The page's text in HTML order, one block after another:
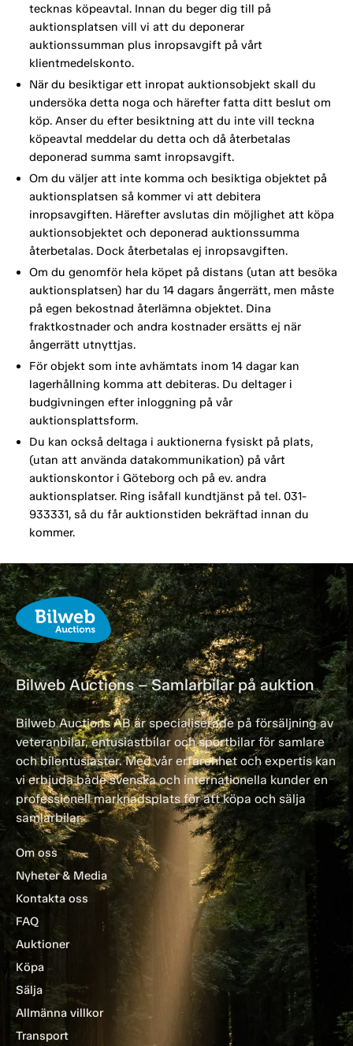
tecknas köpeavtal. Innan du beger dig till på
auktionsplatsen vill vi att du deponerar
auktionssumman plus inropsavgift på vårt
klientmedelskonto.
När du besiktigar ett inropat auktionsobjekt skall du
undersöka detta noga och härefter fatta ditt beslut om
köp. Anser du efter besiktning att du inte vill teckna
köpeavtal meddelar du detta och då återbetalas
deponerad summa samt inropsavgift.
Om du väljer att inte komma och besiktiga objektet på
auktionsplatsen så kommer vi att debitera
inropsavgiften. Härefter avslutas din möjlighet att köpa
auktionsobjektet och deponerad auktionssumma
återbetalas. Dock återbetalas ej inropsavgiften.
Om du genomför hela köpet på distans (utan att besöka
auktionsplatsen) har du 14 dagars ångerrätt, men måste
på egen bekostnad återlämna objektet. Dina
fraktkostnader och andra kostnader ersätts ej när
ångerrätt utnyttjas.
För objekt som inte avhämtats inom 14 dagar kan
lagerhållning komma att debiteras. Du deltager i
budgivningen efter inloggning på vår
auktionsplattsform.
Du kan också deltaga i auktionerna fysiskt på plats,
(utan att använda datakommunikation) på vårt
auktionskontor i Göteborg och på ev. andra
auktionsplatser. Ring isåfall kundtjänst på tel. 031-
933331, så du får auktionstiden bekräftad innan du
kommer.
Bilweb Auctions – Samlarbilar på auktion
Bilweb Auctions AB är specialiserade på försäljning av
veteranbilar, entusiastbilar och sportbilar för samlare
och bilentusiaster. Med vår erfarenhet och expertis kan
vi erbjuda både svenska och internationella kunder en
professionell marknadsplats för att köpa och sälja
samlarbilar.
Om oss
Nyheter & Media
Kontakta oss
FAQ
Auktioner
Köpa
Sälja
Allmänna villkor
Transport